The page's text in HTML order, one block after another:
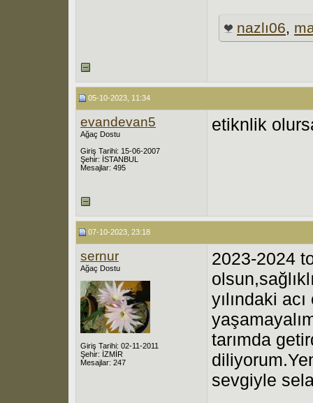
nazlı06,
05-10-2023, 11:34
evandevan5
Ağaç Dostu
Giriş Tarihi: 15-06-2007
Şehir: İSTANBUL
Mesajlar: 495
etiknlik
07-10-2023, 23:18
sernur
Ağaç Dostu
Giriş Tarihi: 02-11-2011
Şehir: İZMİR
Mesajlar: 247
2023-2024
yılındaki
tarımda
sevgiyle